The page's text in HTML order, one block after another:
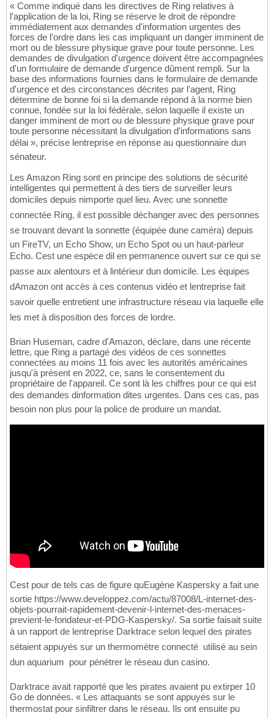
« Comme indiqué dans les directives de Ring relatives à
l'application de la loi, Ring se réserve le droit de répondre
immédiatement aux demandes d'information urgentes des
forces de l'ordre dans les cas impliquant un danger imminent de
mort ou de blessure physique grave pour toute personne. Les
demandes de divulgation d'urgence doivent être accompagnées
d'un formulaire de demande d'urgence dûment rempli. Sur la
base des informations fournies dans le formulaire de demande
d'urgence et des circonstances décrites par l'agent, Ring
détermine de bonne foi si la demande répond à la norme bien
connue, fondée sur la loi fédérale, selon laquelle il existe un
danger imminent de mort ou de blessure physique grave pour
toute personne nécessitant la divulgation d'informations sans
délai », précise lentreprise en réponse au questionnaire dun
sénateur.
Les Amazon Ring sont en principe des solutions de sécurité
intelligentes qui permettent à des tiers de surveiller leurs
domiciles depuis nimporte quel lieu. Avec une sonnette
connectée Ring, il est possible déchanger avec des personnes
se trouvant devant la sonnette (équipée dune caméra) depuis
un FireTV, un Echo Show, un Echo Spot ou un haut-parleur
Echo. Cest une espèce dil en permanence ouvert sur ce qui se
passe aux alentours et à lintérieur dun domicile. Les équipes
dAmazon ont accès à ces contenus vidéo et lentreprise fait
savoir quelle entretient une infrastructure réseau via laquelle elle
les met à disposition des forces de lordre.
Brian Huseman, cadre d'Amazon, déclare, dans une récente
lettre, que Ring a partagé des vidéos de ces sonnettes
connectées au moins 11 fois avec les autorités américaines
jusqu'à présent en 2022, ce, sans le consentement du
propriétaire de l'appareil. Ce sont là les chiffres pour ce qui est
des demandes dinformation dites urgentes. Dans ces cas, pas
besoin non plus pour la police de produire un mandat.
Cest pour de tels cas de figure quEugène Kaspersky a fait une
sortie https://www.developpez.com/actu/87008/L-internet-des-
objets-pourrait-rapidement-devenir-l-internet-des-menaces-
previent-le-fondateur-et-PDG-Kaspersky/. Sa sortie faisait suite
à un rapport de lentreprise Darktrace selon lequel des pirates
sétaient appuyés sur un thermomètre connecté  utilisé au sein
dun aquarium  pour pénétrer le réseau dun casino.
Darktrace avait rapporté que les pirates avaient pu extirper 10
Go de données. « Les attaquants se sont appuyés sur le
thermostat pour sinfiltrer dans le réseau. Ils ont ensuite pu